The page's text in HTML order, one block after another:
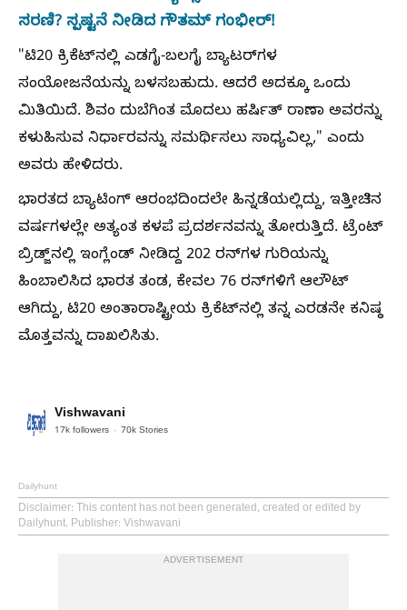
ಸರಣಿ? ಸ್ಪಷ್ಟನೆ ನೀಡಿದ ಗೌತಮ್‌ ಗಂಭೀರ್‌!
"ಟಿ20 ಕ್ರಿಕೆಟ್‌ನಲ್ಲಿ ಎಡಗೈ-ಬಲಗೈ ಬ್ಯಾಟರ್‌ಗಳ
ಸಂಯೋಜನೆಯನ್ನು ಬಳಸಬಹುದು. ಆದರೆ ಅದಕ್ಕೂ ಒಂದು
ಮಿತಿಯಿದೆ. ಶಿವಂ ದುಬೆಗಿಂತ ಮೊದಲು ಹರ್ಷಿತ್ ರಾಣಾ ಅವರನ್ನು
ಕಳುಹಿಸುವ ನಿರ್ಧಾರವನ್ನು ಸಮರ್ಥಿಸಲು ಸಾಧ್ಯವಿಲ್ಲ," ಎಂದು
ಅವರು ಹೇಳಿದರು.
ಭಾರತದ ಬ್ಯಾಟಿಂಗ್ ಆರಂಭದಿಂದಲೇ ಹಿನ್ನಡೆಯಲ್ಲಿದ್ದು, ಇತ್ತೀಚಿನ
ವರ್ಷಗಳಲ್ಲೇ ಅತ್ಯಂತ ಕಳಪೆ ಪ್ರದರ್ಶನವನ್ನು ತೋರುತ್ತಿದೆ. ಟ್ರೆಂಟ್
ಬ್ರಿಡ್ಜ್‌ನಲ್ಲಿ ಇಂಗ್ಲೆಂಡ್‌ ನೀಡಿದ್ದ 202 ರನ್‌ಗಳ ಗುರಿಯನ್ನು
ಹಿಂಬಾಲಿಸಿದ ಭಾರತ ತಂಡ, ಕೇವಲ 76 ರನ್‌ಗಳಿಗೆ ಆಲೌಟ್
ಆಗಿದ್ದು, ಟಿ20 ಅಂತಾರಾಷ್ಟ್ರೀಯ ಕ್ರಿಕೆಟ್‌ನಲ್ಲಿ ತನ್ನ ಎರಡನೇ ಕನಿಷ್ಠ
ಮೊತ್ತವನ್ನು ದಾಖಲಿಸಿತು.
Vishwavani
17k followers 70k Stories
Dailyhunt
Disclaimer: This content has not been generated, created or edited by
Dailyhunt. Publisher: Vishwavani
ADVERTISEMENT